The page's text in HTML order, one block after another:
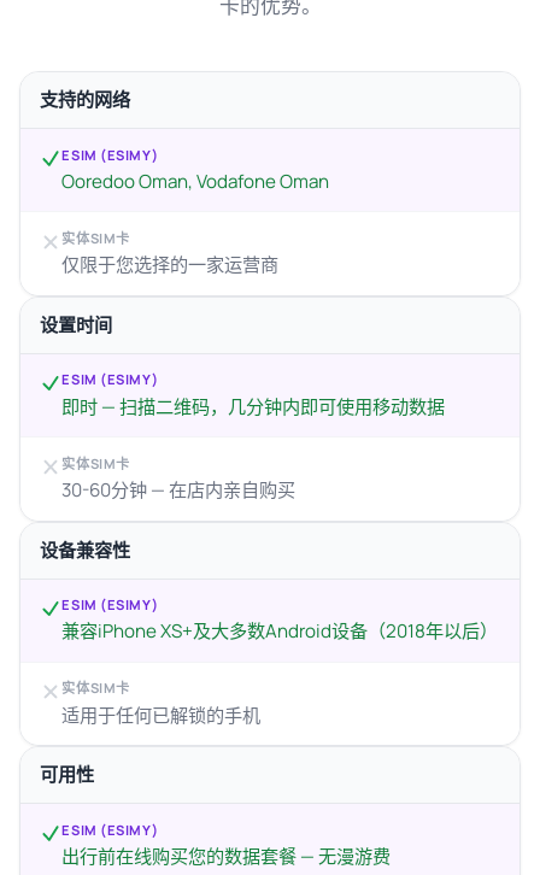
支持的网络
ESIM (ESIMY)
Ooredoo Oman, Vodafone Oman
实体SIM卡
仅限于您选择的一家运营商
设置时间
ESIM (ESIMY)
即时 — 扫描二维码，几分钟内即可使用移动数据
实体SIM卡
30-60分钟 — 在店内亲自购买
设备兼容性
ESIM (ESIMY)
兼容iPhone XS+及大多数Android设备（2018年以后）
实体SIM卡
适用于任何已解锁的手机
可用性
ESIM (ESIMY)
出行前在线购买您的数据套餐 — 无漫游费